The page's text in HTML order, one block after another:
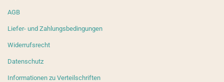
AGB
Liefer- und Zahlungsbedingungen
Widerrufsrecht
Datenschutz
Informationen zu Verteilschriften